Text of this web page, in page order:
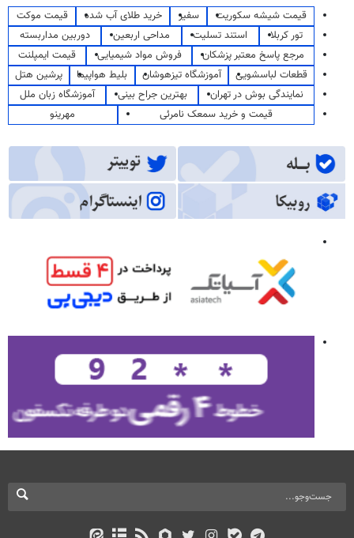
قیمت شیشه سکوریت سفیر خرید طلای آب شده
قیمت موکت
تور کربلا
استند تسلیت مداحی اربعین
دوربین مداربسته
مرجع پاسخ معتبر پزشکان
فروش مواد شیمیایی
قیمت ایمپلنت
قطعات لباسشویی
آموزشگاه تیزهوشان بلیط هواپیما
پرشین هتل
نمایندگی بوش در تهران
بهترین جراح بینی
آموزشگاه زبان ملل
قیمت و خرید سمعک نامرئی
مهرینو